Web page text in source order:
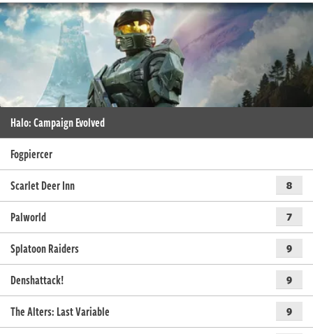
Halo: Campaign Evolved
Fogpiercer
Scarlet Deer Inn
8
Palworld 7
Splatoon Raiders 9
Denshattack! 9
The Alters: Last Variable 9